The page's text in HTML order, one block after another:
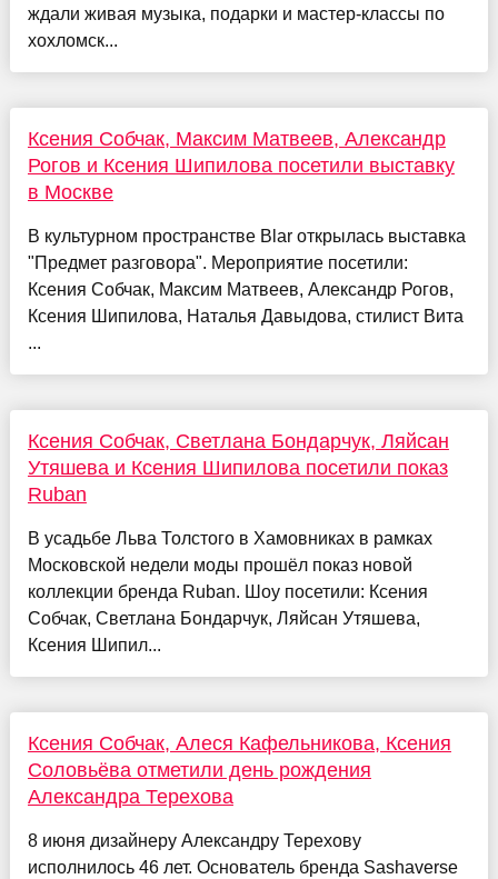
ждали живая музыка, подарки и мастер-классы по
хохломск...
Ксения Собчак, Максим Матвеев, Александр
Рогов и Ксения Шипилова посетили выставку
в Москве
В культурном пространстве Blar открылась выставка
"Предмет разговора". Мероприятие посетили:
Ксения Собчак, Максим Матвеев, Александр Рогов,
Ксения Шипилова, Наталья Давыдова, стилист Вита
...
Ксения Собчак, Светлана Бондарчук, Ляйсан
Утяшева и Ксения Шипилова посетили показ
Ruban
В усадьбе Льва Толстого в Хамовниках в рамках
Московской недели моды прошёл показ новой
коллекции бренда Ruban. Шоу посетили: Ксения
Собчак, Светлана Бондарчук, Ляйсан Утяшева,
Ксения Шипил...
Ксения Собчак, Алеся Кафельникова, Ксения
Соловьёва отметили день рождения
Александра Терехова
8 июня дизайнеру Александру Терехову
исполнилось 46 лет. Основатель бренда Sashaverse